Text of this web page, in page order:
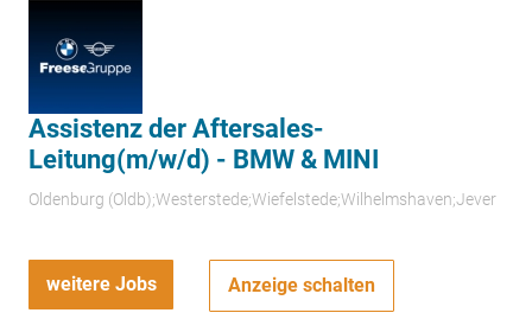
Assistenz der Aftersales-
Leitung(m/w/d) - BMW & MINI
Oldenburg (Oldb);Westerstede;Wiefelstede;Wilhelmshaven;Jever
weitere Jobs Anzeige schalten